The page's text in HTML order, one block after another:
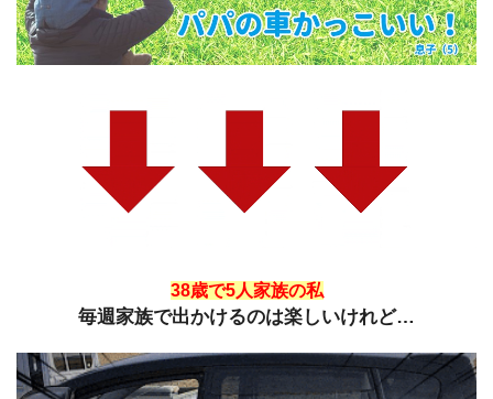
38歳で5人家族の私
毎週家族で出かけるのは楽しいけれど…